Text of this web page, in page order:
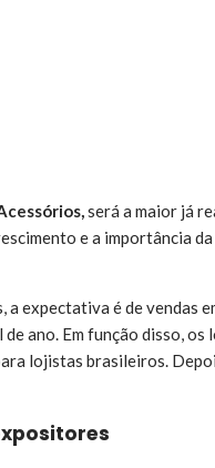
será a maior já
e a
expectativa é de
ano. Em função disso,
lojistas brasileiros.